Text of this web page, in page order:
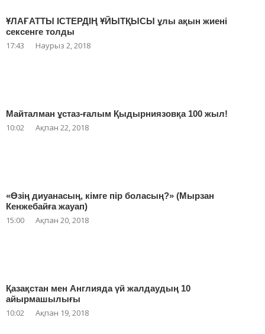
ҰЛАҒАТТЫ ІСТЕРДІҢ ҰЙЫТҚЫСЫ ұлы ақын жиені
сексенге толды
17:43 Наурыз 2, 2018
Майталман ұстаз-ғалым Қыдырниязовқа 100 жыл!
10:02 Ақпан 22, 2018
«Өзің диуанасың, кімге пір боласың?» (Мырзан
Кенжебайға жауап)
15:00 Ақпан 20, 2018
Қазақстан мен Англияда үй жалдаудың 10
айырмашылығы
10:02 Ақпан 19, 2018